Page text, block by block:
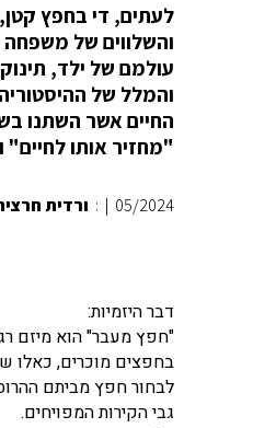
לעתים, די בחפץ
והשלווים של
עולמם של ילד,
והמלל של
"מחזיר אותו לחיים"
05/2024
|
: ורדית
דבר היזמיות:
בחפצים מוכרים, כאלו
לבחור חפץ מביתם
גבי הקירות המפויחים.